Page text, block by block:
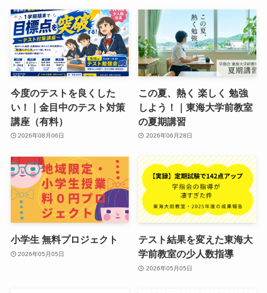
今度のテストを良くした
い！｜金目中のテスト対策
講座（有料）
2026年08月06日
この夏、熱く 楽しく 勉強
しよう！｜東海大学前教室
の夏期講習
2026年06月28日
小学生 無料プロジェクト
2026年05月05日
テスト結果を変えた東海大
学前教室の少人数指導
2026年05月05日